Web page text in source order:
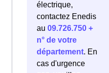
électrique,
contactez Enedis
au 09.726.750 +
n° de votre
département. En
cas d'urgence